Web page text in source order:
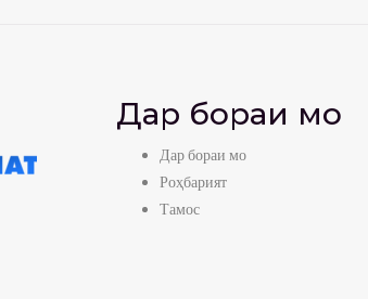
Дар бораи мо
Дар бораи мо
Роҳбарият
Тамос